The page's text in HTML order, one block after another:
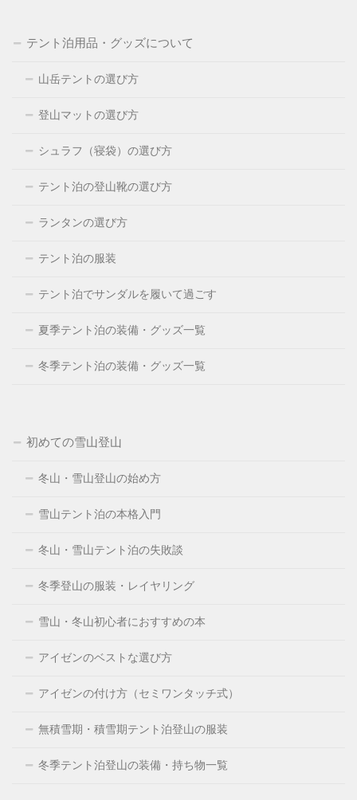
テント泊用品・グッズについて
山岳テントの選び方
登山マットの選び方
シュラフ（寝袋）の選び方
テント泊の登山靴の選び方
ランタンの選び方
テント泊の服装
テント泊でサンダルを履いて過ごす
夏季テント泊の装備・グッズ一覧
冬季テント泊の装備・グッズ一覧
初めての雪山登山
冬山・雪山登山の始め方
雪山テント泊の本格入門
冬山・雪山テント泊の失敗談
冬季登山の服装・レイヤリング
雪山・冬山初心者におすすめの本
アイゼンのベストな選び方
アイゼンの付け方（セミワンタッチ式）
無積雪期・積雪期テント泊登山の服装
冬季テント泊登山の装備・持ち物一覧